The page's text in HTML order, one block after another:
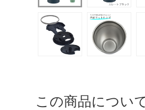
この商品につい